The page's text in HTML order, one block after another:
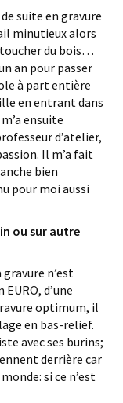
suite en gravure
minutieux alors
toucher du bois…
an pour passer
à part entière
en entrant dans
ensuite
d’atelier,
Il m’a fait
bien
pour moi aussi
ou sur autre
n’est
d’une
optimum, il
en bas-relief.
avec ses burins;
derrière car
si ce n’est